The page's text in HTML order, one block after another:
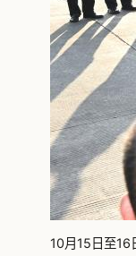
10月15日至16